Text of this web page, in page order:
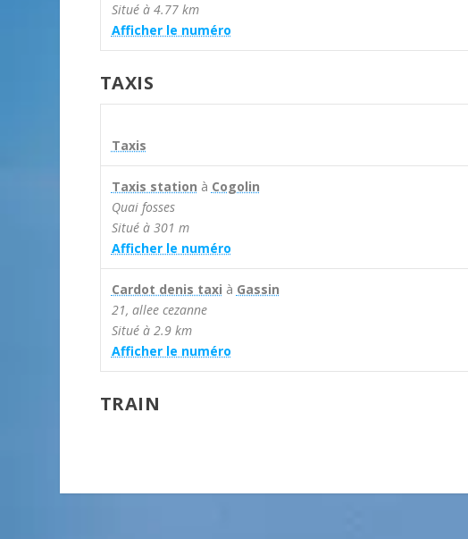
Situé à 4.77 km
Afficher le numéro
TAXIS
Taxis
Taxis station à Cogolin
Quai fosses
Situé à 301 m
Afficher le numéro
Cardot denis taxi à Gassin
21, allee cezanne
Situé à 2.9 km
Afficher le numéro
TRAIN